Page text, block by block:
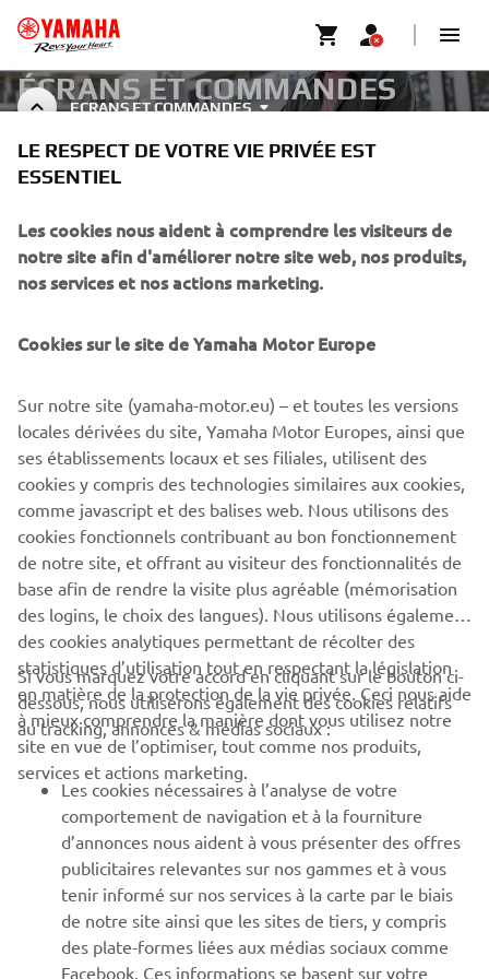
ECRANS ET COMMANDES
ÉCRANS ET COMMANDES
POUR EBIKE
CORPORATE
BUSINESS
PLUS YAMAHA
SUPPORT
NEWSLETTER
Découvrez en exclusivité les dernières offres, les événements
spéciaux, les nouveautés et bien plus encore
S'ABONNER
Lisez notre politique de confidentialité pour savoir comment
nous traitons vos données personnelles :Politique de
Confidentialité
Belgium (French)
© Copyright - 2026 Yamaha Motor Europe N.V. - All Rights
LE RESPECT DE VOTRE VIE PRIVÉE EST
ESSENTIEL
Les cookies nous aident à comprendre les visiteurs de
notre site afin d'améliorer notre site web, nos produits,
nos services et nos actions marketing.
Cookies sur le site de Yamaha Motor Europe
Sur notre site (yamaha-motor.eu) – et toutes les versions
locales dérivées du site, Yamaha Motor Europes, ainsi que
ses établissements locaux et ses filiales, utilisent des
cookies y compris des technologies similaires aux cookies,
comme javascript et des balises web. Nous utilisons des
cookies fonctionnels contribuant au bon fonctionnement
de notre site, et offrant au visiteur des fonctionnalités de
base afin de rendre la visite plus agréable (mémorisation
des logins, le choix des langues). Nous utilisons également
des cookies analytiques permettant de récolter des
statistiques d’utilisation tout en respectant la législation
en matière de la protection de la vie privée. Ceci nous aide
à mieux comprendre la manière dont vous utilisez notre
site en vue de l’optimiser, tout comme nos produits,
services et actions marketing.
Si vous marquez votre accord en cliquant sur le bouton ci-
dessous, nous utiliserons également des cookies relatifs
au tracking, annonces & médias sociaux :
Les cookies nécessaires à l’analyse de votre
comportement de navigation et à la fourniture
d’annonces nous aident à vous présenter des offres
publicitaires relevantes sur nos gammes et à vous
tenir informé sur nos services à la carte par le biais
de notre site ainsi que les sites de tiers, y compris
des plate-formes liées aux médias sociaux comme
Facebook. Ces informations se basent sur votre